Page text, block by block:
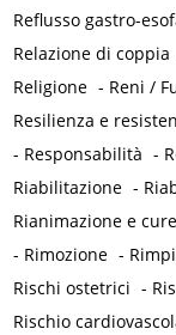
Reflusso gastro-
Relazione di coppia
Religione - Reni /
Resilienza e
- Responsabilità -
Riabilitazione -
Rianimazione e
- Rimozione -
Rischi ostetrici -
Rischio